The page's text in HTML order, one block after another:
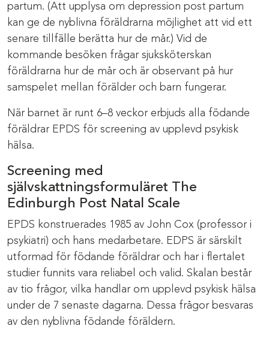
partum. (Att upplysa om depression post partum
kan ge de nyblivna föräldrarna möjlighet att vid ett
senare tillfälle berätta hur de mår.) Vid de
kommande besöken frågar sjuksköterskan
föräldrarna hur de mår och är observant på hur
samspelet mellan förälder och barn fungerar.
När barnet är runt 6–8 veckor erbjuds alla födande
föräldrar EPDS för screening av upplevd psykisk
hälsa.
Screening med
självskattningsformuläret The
Edinburgh Post Natal Scale
EPDS konstruerades 1985 av John Cox (professor i
psykiatri) och hans medarbetare. EDPS är särskilt
utformad för födande föräldrar och har i flertalet
studier funnits vara reliabel och valid. Skalan består
av tio frågor, vilka handlar om upplevd psykisk hälsa
under de 7 senaste dagarna. Dessa frågor besvaras
av den nyblivna födande föräldern.